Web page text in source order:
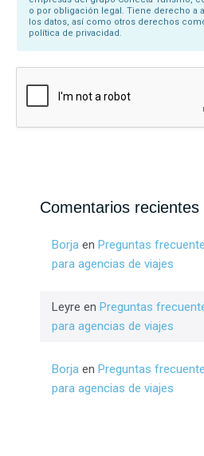
o por obligación legal. Tiene derecho a
los datos, así como otros derechos
política de privacidad.
Comentarios recientes
Borja en Preguntas
para agencias de viajes
Leyre en Preguntas
para agencias de viajes
Borja en Preguntas
para agencias de viajes